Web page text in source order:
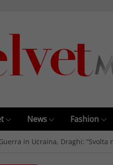
News Fashion
in Ucraina, Draghi: